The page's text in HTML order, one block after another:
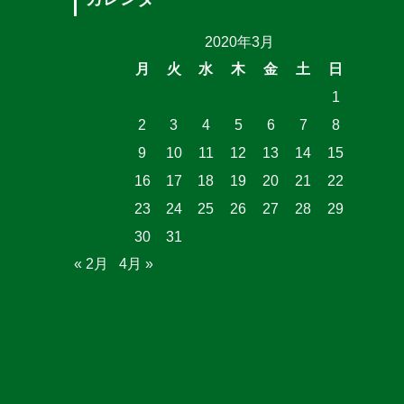
2020年3月
月
火 水 木 金 土
日
1
2
3 4 5 6 7
8
9
10 11 12 13 14
15
16
17 18 19 20 21
22
23
24 25 26 27 28
29
30
31
« 2月
4月 »